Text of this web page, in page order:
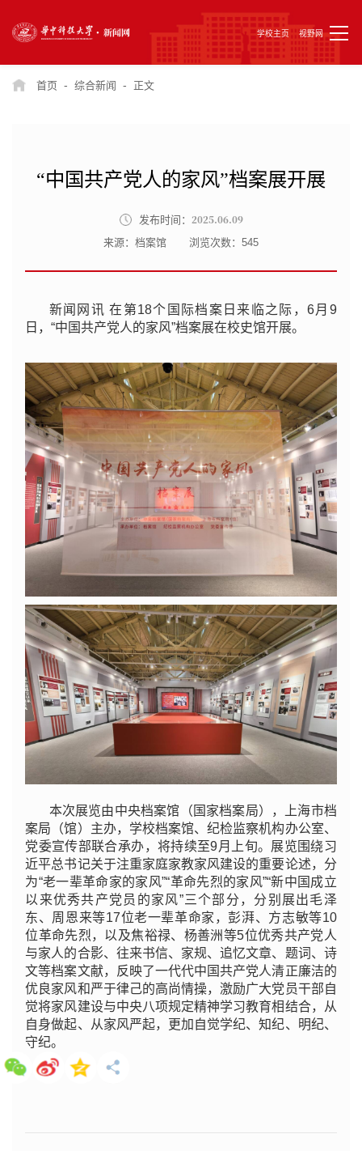
学校主页 视野网
首页 - 综合新闻 - 正文
“中国共产党人的家风”档案展开展
发布时间： 2025.06.09
来源：档案馆 浏览次数：545
新闻网讯 在第18个国际档案日来临之际，6月9
日，“中国共产党人的家风”档案展在校史馆开展。
本次展览由中央档案馆（国家档案局），上海市档
案局（馆）主办，学校档案馆、纪检监察机构办公室、
党委宣传部联合承办，将持续至9月上旬。展览围绕习
近平总书记关于注重家庭家教家风建设的重要论述，分
为“老一辈革命家的家风”“革命先烈的家风”“新中国成立
以来优秀共产党员的家风”三个部分，分别展出毛泽
东、周恩来等17位老一辈革命家，彭湃、方志敏等10
位革命先烈，以及焦裕禄、杨善洲等5位优秀共产党人
与家人的合影、往来书信、家规、追忆文章、题词、诗
文等档案文献，反映了一代代中国共产党人清正廉洁的
优良家风和严于律己的高尚情操，激励广大党员干部自
觉将家风建设与中央八项规定精神学习教育相结合，从
自身做起、从家风严起，更加自觉学纪、知纪、明纪、
守纪。